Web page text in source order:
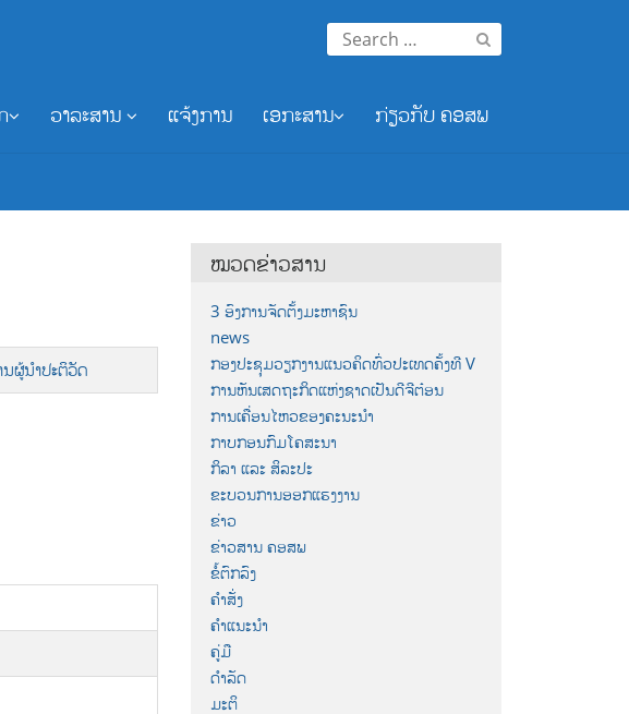
Search
for:
ວາລະສານ ແຈ້ງການ ເອກະສານ ກ່ຽວກັບ ຄອສພ
ຜູ້ນຳປະຕິວັດ
ໝວດຂ່າວສານ
3 ອົງການຈັດຕັ້ງມະຫາຊົນ
news
ກອງປະຊຸມວຽກງານແນວຄິດທົ່ວປະເທດຄັ້ງທີ V
ການຫັນເສດຖະກິດແຫ່ງຊາດເປັນດີຈີຕ໋ອນ
ການເຄື່ອນໄຫວຂອງຄະນະນຳ
ກາບກອນກົມໂຄສະນາ
ກິລາ ແລະ ສິລະປະ
ຂະບວນການອອກແຮງງານ
ຂ່າວ
ຂ່າວສານ ຄອສພ
ຂໍ້ຕົກລົງ
ຄຳສັ່ງ
ຄຳແນະນຳ
ຄູ່ມື
ດຳລັດ
ມະຕິ